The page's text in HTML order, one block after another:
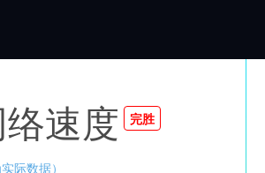
速度 完胜
际数据）